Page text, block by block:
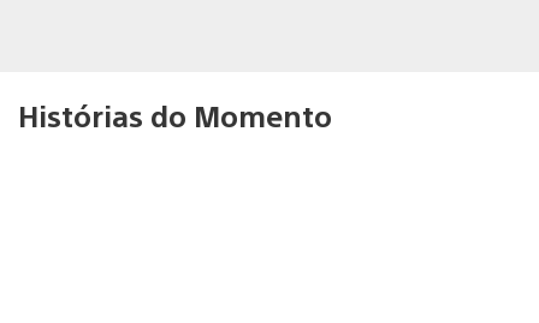
Histórias do Momento